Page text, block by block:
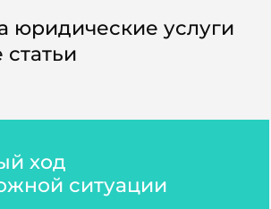
юридические услуги
ход
ситуации